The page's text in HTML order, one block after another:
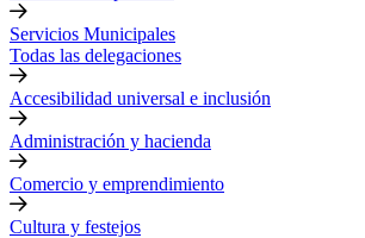
Servicios Municipales
Todas las delegaciones
Accesibilidad universal e inclusión
Administración y hacienda
Comercio y emprendimiento
Cultura y festejos